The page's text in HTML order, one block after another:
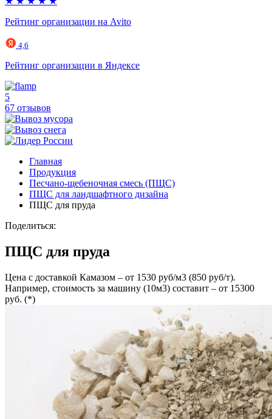
Рейтинг организации на Avito
4,6
Рейтинг организации в Яндексе
5
67 отзывов
Главная
Продукция
Песчано-щебеночная смесь (ПЩС)
ПЩС для ландшафтного дизайна
ПЩС для пруда
Поделиться:
ПЩС для пруда
Цена с доставкой Камазом – от 1530 руб/м3 (850 руб/т).
Например, стоимость за машину (10м3) составит – от 15300
руб. (*)